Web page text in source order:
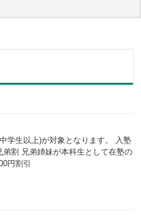
学生以上)が対象となります。 入塾
割 兄弟姉妹が本科生として在塾の
円割引